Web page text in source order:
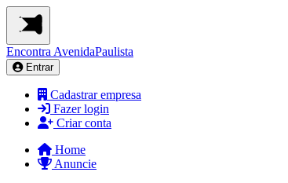
Encontra AvenidaPaulista
Entrar
Cadastrar empresa
Fazer login
Criar conta
Home
Anuncie